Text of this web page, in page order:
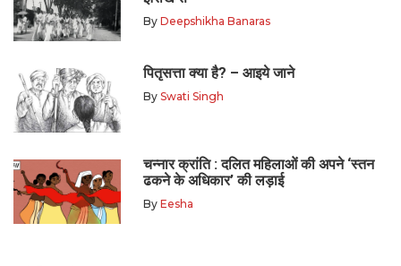
By Deepshikha Banaras
पितृसत्ता क्या है? – आइये जाने
By Swati Singh
चन्नार क्रांति : दलित महिलाओं की अपने ‘स्तन
ढकने के अधिकार’ की लड़ाई
By Eesha